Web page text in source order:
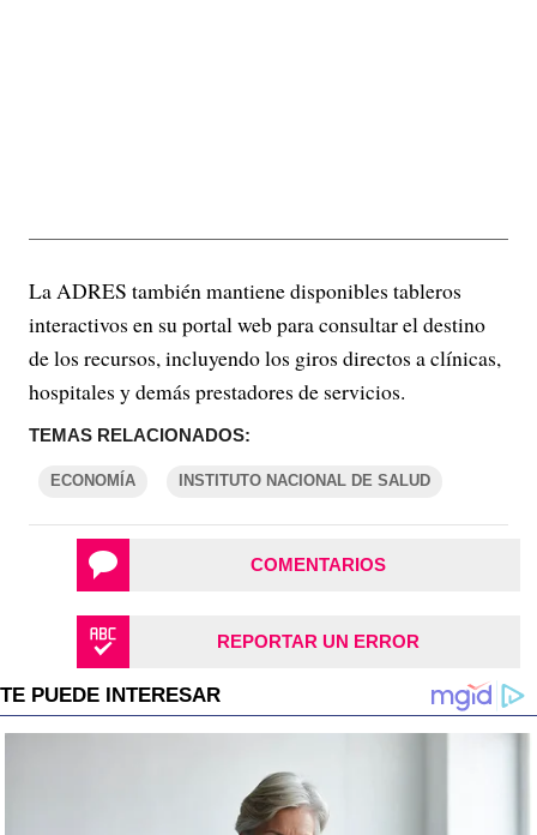
La ADRES también mantiene disponibles tableros
interactivos en su portal web para consultar el destino
de los recursos, incluyendo los giros directos a clínicas,
hospitales y demás prestadores de servicios.
TEMAS RELACIONADOS:
ECONOMÍA INSTITUTO NACIONAL DE SALUD
COMENTARIOS
REPORTAR UN ERROR